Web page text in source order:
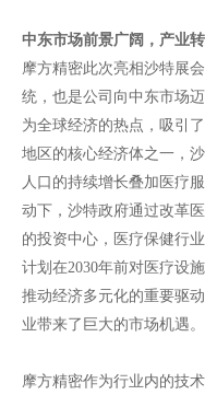
中东市场前景广阔，产业
摩方精密此次亮相沙特展
统，也是公司向中东市场
为全球经济的热点，吸引
地区的核心经济体之一，
人口的持续增长叠加医疗
动下，沙特政府通过改革
的投资中心，医疗保健行
计划在2030年前对医疗设
推动经济多元化的重要驱
业带来了巨大的市场机遇。
摩方精密作为行业内的技